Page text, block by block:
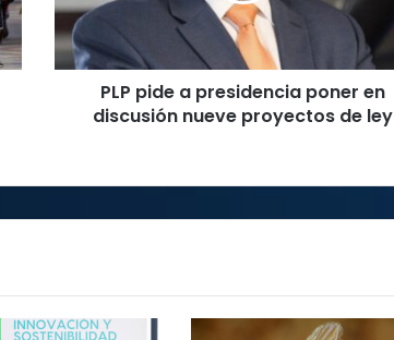
discusión
nueve
proyectos
PLP pide a presidencia poner en
discusión nueve proyectos de ley